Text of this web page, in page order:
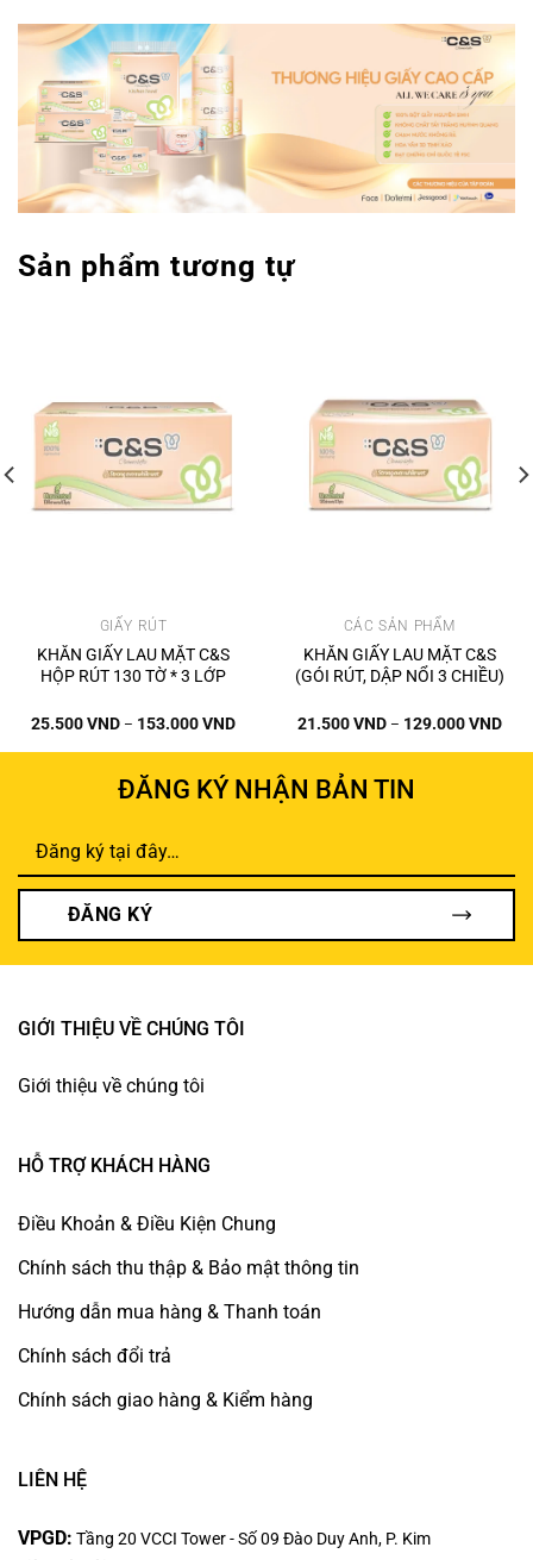
Sản phẩm tương tự
GIẤY RÚT
KHĂN GIẤY LAU MẶT C&S
HỘP RÚT 130 TỜ * 3 LỚP
25.500VND – 153.000VNDKhoảng
153.000 VND
CÁC SẢN PHẨM
KHĂN GIẤY LAU MẶT C&S
(GÓI RÚT, DẬP NỔI 3 CHIỀU)
21.500VND – 129.000VND
ĐĂNG KÝ NHẬN BẢN TIN
ĐĂNG KÝ
GIỚI THIỆU VỀ CHÚNG TÔI
Giới thiệu về chúng tôi
HỖ TRỢ KHÁCH HÀNG
Điều Khoản & Điều Kiện Chung
Chính sách thu thập & Bảo mật thông tin
Hướng dẫn mua hàng & Thanh toán
Chính sách đổi trả
Chính sách giao hàng & Kiểm hàng
LIÊN HỆ
VPGD: Tầng 20 VCCI Tower - Số 09 Đào Duy Anh, P. Kim